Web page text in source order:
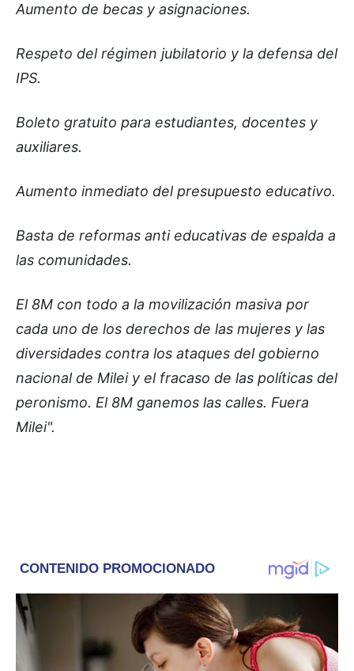
Aumento de becas y asignaciones.
Respeto del régimen jubilatorio y la defensa del
IPS.
Boleto gratuito para estudiantes, docentes y
auxiliares.
Aumento inmediato del presupuesto educativo.
Basta de reformas anti educativas de espalda a
las comunidades.
El 8M con todo a la movilización masiva por
cada uno de los derechos de las mujeres y las
diversidades contra los ataques del gobierno
nacional de Milei y el fracaso de las políticas del
peronismo. El 8M ganemos las calles. Fuera
Milei".